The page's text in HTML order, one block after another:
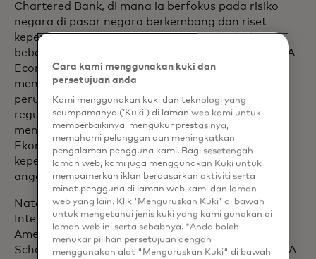
Chartered Bank, di mana ia berfokus pada risiko
negara di pasar negara berkembang dan riset
kepemimpinan tematik. Natalia menghabiskan
beberapa tahun sebagai Konsultan Senior di NERA
Economic Consulting di New York di mana ia
memberikan nasihat ekonomi kepada perusahaan-
perusahaan mengenai isu-isu yang timbul dari
regulasi, kebijakan publik, dan litigasi. Natalia
memulai karirnya di Organisasi untuk Kerja Sama
Ekonomi dan Pembangunan di Paris, mewakili
kepentingan komunitas bisnis negara-negara
anggota organisasi tersebut.
Natalia memiliki gelar BA di bidang Ekonomi
Internasional dan Urusan Internasional dari
American University of Paris, MSc dari London
School of Economics and Political Science dan MBA
Cara kami menggunakan kuki dan
persetujuan anda
Kami menggunakan kuki dan teknologi yang
seumpamanya (‘Kuki’) di laman web kami untuk
memperbaikinya, mengukur prestasinya,
memahami pelanggan dan meningkatkan
pengalaman pengguna kami. Bagi sesetengah
laman web, kami juga menggunakan Kuki untuk
mempamerkan iklan berdasarkan aktiviti serta
minat pengguna di laman web kami dan laman
web yang lain. Klik 'Menguruskan Kuki' di bawah
untuk mengetahui jenis kuki yang kami gunakan di
laman web ini serta sebabnya. *Anda boleh
menukar pilihan persetujuan dengan
menggunakan alat "Menguruskan Kuki" di bawah